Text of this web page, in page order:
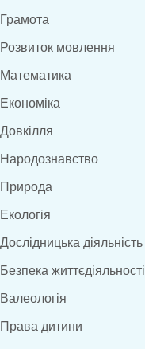
Грамота
Розвиток мовлення
Математика
Економіка
Довкілля
Народознавство
Природа
Екологія
Дослідницька діяльність
Безпека життєдіяльності
Валеологія
Права дитини